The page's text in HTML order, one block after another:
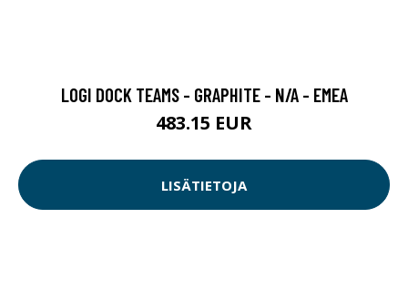
LOGI DOCK TEAMS - GRAPHITE - N/A - EMEA
483.15 EUR
LISÄTIETOJA